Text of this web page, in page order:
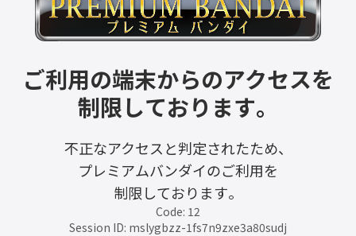
ご利用の端末からのアクセスを
制限しております。
不正なアクセスと判定されたため、
プレミアムバンダイのご利用を
制限しております。
Code: 12
Session ID: mslygbzz-1fs7n9zxe3a80sudj